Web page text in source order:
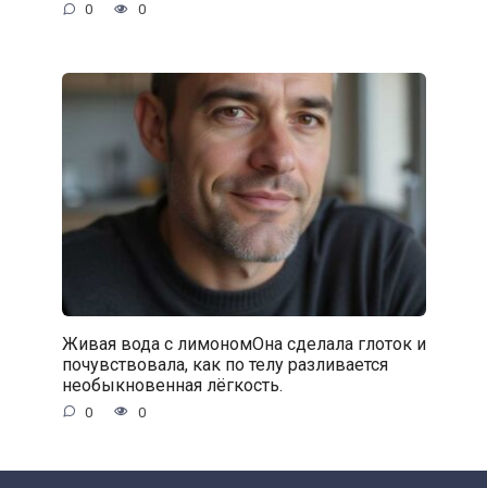
0 0
Живая вода с лимономОна сделала глоток и
почувствовала, как по телу разливается
необыкновенная лёгкость.
0 0